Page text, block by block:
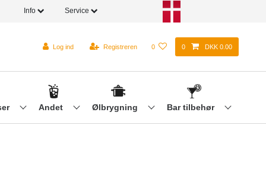
Info Service
Log ind Registreren 0 0 DKK 0.00
Andet Ølbrygning Bar tilbehør